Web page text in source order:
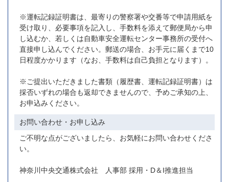
※運転記録証明書は、最寄りの警察署や交番等で申請用紙を
受け取り、必要事項を記入し、手数料を添えて郵便局から申
し込むか、若しくは自動車安全運転センター事務所の受付へ
直接申し込んでください。郵送の場合、お手元に届くまで10
日程度かかります（なお、手数料は自己負担となります）。
※ご提出いただきました書類（履歴書、運転記録証明書）は
採否いずれの場合も返却できませんので、予めご承知の上、
お申込みください。
お問い合わせ・お申し込み
ご不明な点がございましたら、お気軽にお問い合わせくださ
い。
神奈川中央交通株式会社 人事部 採用・D＆I推進担当